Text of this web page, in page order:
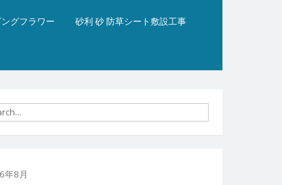
グフラワー 砂利 砂 防草シート敷設工事
年8月